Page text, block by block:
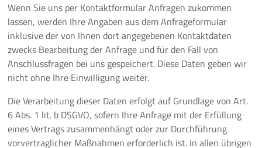
Wenn Sie uns per Kontaktformular Anfragen zukommen
lassen, werden Ihre Angaben aus dem Anfrageformular
inklusive der von Ihnen dort angegebenen Kontaktdaten
zwecks Bearbeitung der Anfrage und für den Fall von
Anschlussfragen bei uns gespeichert. Diese Daten geben wir
nicht ohne Ihre Einwilligung weiter.
Die Verarbeitung dieser Daten erfolgt auf Grundlage von Art.
6 Abs. 1 lit. b DSGVO, sofern Ihre Anfrage mit der Erfüllung
eines Vertrags zusammenhängt oder zur Durchführung
vorvertraglicher Maßnahmen erforderlich ist. In allen übrigen